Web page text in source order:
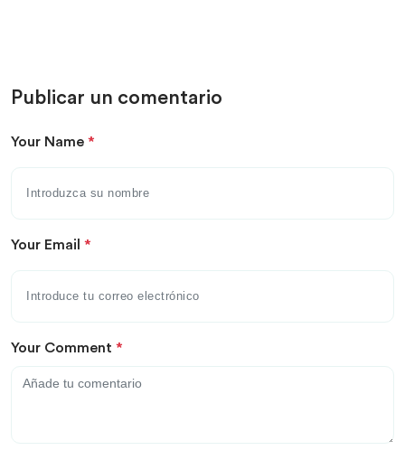
Publicar un comentario
Your Name *
Your Email *
Your Comment *